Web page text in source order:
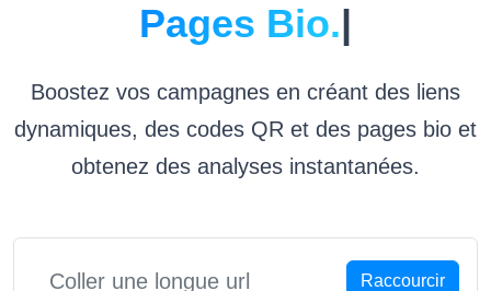
Pages Bio|
Boostez vos campagnes en créant des liens
dynamiques, des codes QR et des pages bio et
obtenez des analyses instantanées.
Raccourcir